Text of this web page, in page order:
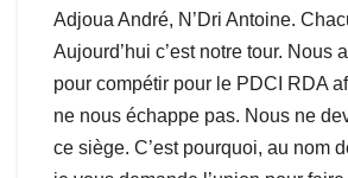
Adjoua André, N’Dri Antoine.
Aujourd’hui c’est notre tour. Nous
pour compétir pour le PDCI RDA
ne nous échappe pas. Nous ne
ce siège. C’est pourquoi, au nom